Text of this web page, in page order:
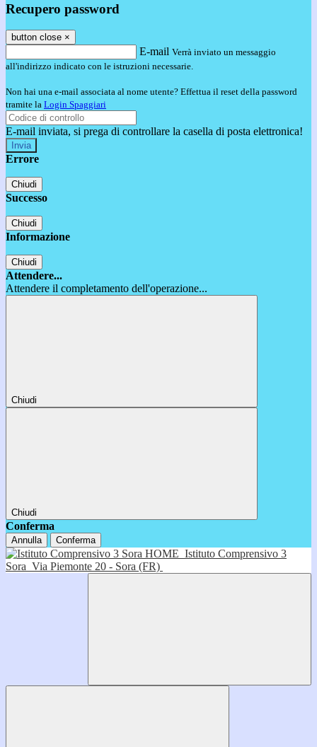
Recupero password
button close ×
E-mail Verrà inviato un messaggio
all'indirizzo indicato con le istruzioni necessarie.
Non hai una e-mail associata al nome utente? Effettua il reset della password
tramite la Login Spaggiari
E-mail inviata, si prega di controllare la casella di posta elettronica!
Errore
Chiudi
Successo
Chiudi
Informazione
Chiudi
Attendere...
Attendere il completamento dell'operazione...
Chiudi
Chiudi
Conferma
Annulla Conferma
HOME Istituto Comprensivo 3
Sora Via Piemonte 20 - Sora (FR)